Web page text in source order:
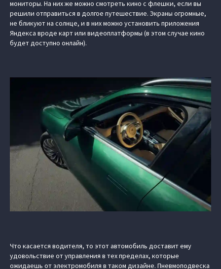
мониторы. На них же можно смотреть кино с флешки, если вы
решили отправиться в долгое путешествие. Экраны огромные,
не бликуют на солнце, и в них можно установить приложения
Яндекса вроде карт или видеоплатформы (в этом случае кино
будет доступно онлайн).
Что касается водителя, то этот автомобиль доставит ему
удовольствие от управления в тех пределах, которые
ожидаешь от электромобиля в таком дизайне. Пневмоподвеска